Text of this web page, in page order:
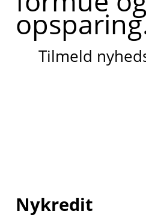
Tilmeld
Nykredit